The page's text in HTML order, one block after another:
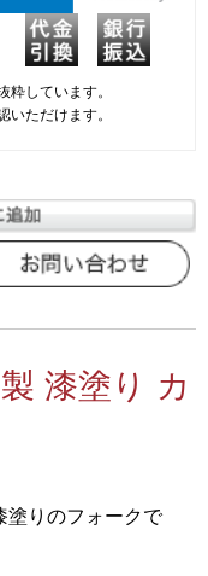
粋しています。
いただけます。
漆塗り カ
塗りのフォークで